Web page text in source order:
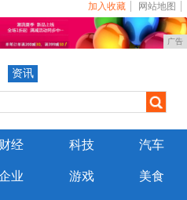
加入收藏 网站地图
广告
资讯
财经 科技 汽车
业 游戏 美食